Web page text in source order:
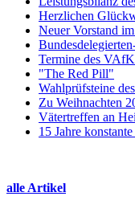
Herzlichen
Neuer Vorstand
Termine des
"The Red Pill"
Wahlprüfsteine
Zu Weihnachten
Vätertreffen an
15 Jahre
alle Artikel